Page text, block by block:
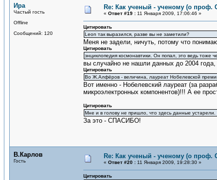
Ира
Частый гость
Offline
Сообщений: 120
Re: Как ученый - ученому (о проф.
« Ответ #19 : 11 Января 2009, 17:06:46 »
Цитировать
Leon так выразился, разве вы не заметили?
Меня не задели, ничуть, потому что
Цитировать
энциклопедия космонавтики. Он попал, это ведь тоже
вы случайно не нашли данных до 2004 года,
Цитировать
Во Ж.Алфёров - величина, лауреат Нобелевской
Вот именно - Нобелевский лауреат (за
микроэлектронных компонентов)!!! А ее
Цитировать
Мне и в голову не пришло, что здесь данные устарели.
За это - СПАСИБО!
В.Карлов
Гость
Re: Как ученый - ученому (о проф.
« Ответ #20 : 11 Января 2009, 19:28:30 »
Цитировать